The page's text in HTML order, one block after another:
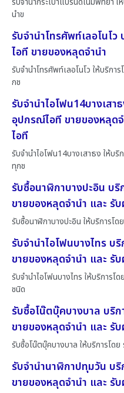
นำข
รับจำนำโทรศัพท์เลอโนโ
ไอที ขายของหลุดจำนำ
รับจำนำโทรศัพท์เลอโนโว ให้บริกา
กช
รับจำนำไอโฟน14บางเสา
อุปกรณ์ไอที ขายของหลุด
ไอที
รับจำนำไอโฟน14บางเสาธง ให้บ
ทุกช
รับซื้อนาฬิกาบางปะอิน บ
ขายของหลุดจำนำ และ รั
รับซื้อนาฬิกาบางปะอิน ให้บริการโ
รับจำนำไอโฟนบางไทร บ
ขายของหลุดจำนำ และ รั
รับจำนำไอโฟนบางไทร ให้บริการ
ชนิด
รับซื้อโน๊ตบุ๊คบางบาล บริ
ขายของหลุดจำนำ และ รั
รับซื้อโน๊ตบุ๊คบางบาล ให้บริการโด
รับจำนำนาฬิกาปทุมวัน บ
ขายของหลุดจำนำ และ รั